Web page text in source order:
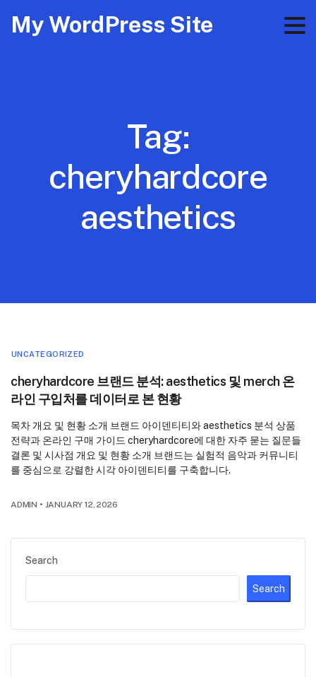
My WordPress Site
Tag:
cheryhardcore
aesthetics
Search
Search
UNCATEGORIZED
cheryhardcore 브랜드 분석: aesthetics 및 merch 온
라인 구입처를 데이터로 본 현황
목차 개요 및 현황 소개 브랜드 아이덴티티와 aesthetics 분석 상품
전략과 온라인 구매 가이드 cheryhardcore에 대한 자주 묻는 질문들
결론 및 시사점 개요 및 현황 소개 브랜드는 실험적 음악과 커뮤니티
를 중심으로 강렬한 시각 아이덴티티를 구축합니다.
ADMIN • JANUARY 12, 2026